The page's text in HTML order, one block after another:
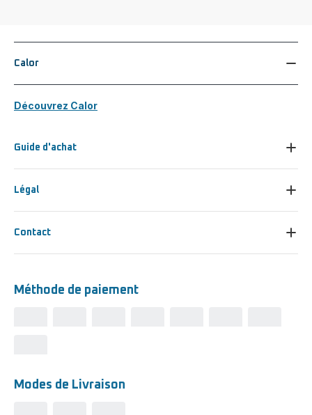
Calor
Découvrez Calor
Guide d'achat
Légal
Contact
Méthode de paiement
Modes de Livraison